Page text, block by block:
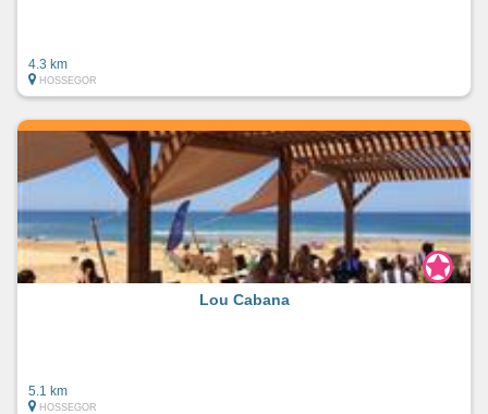
4.3 km
HOSSEGOR
Lou Cabana
5.1 km
HOSSEGOR